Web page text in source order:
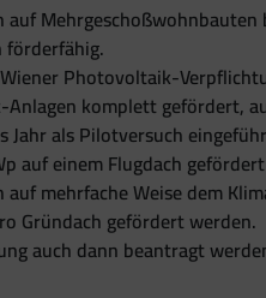
förderfähig.
Photovoltaik-
komplett gefördert,
als Pilotversuch
auf einem Flugdach
mehrfache Weise dem
Gründach gefördert werden.
auch dann beantragt